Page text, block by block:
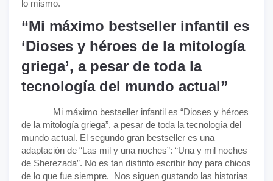
lo mismo.
“Mi máximo bestseller infantil es
‘Dioses y héroes de la mitología
griega’, a pesar de toda la
tecnología del mundo actual”
Mi máximo bestseller infantil es “Dioses y héroes
de la mitología griega”, a pesar de toda la tecnología del
mundo actual. El segundo gran bestseller es una
adaptación de “Las mil y una noches”: “Una y mil noches
de Sherezada”. No es tan distinto escribir hoy para chicos
de lo que fue siempre. Nos siguen gustando las historias